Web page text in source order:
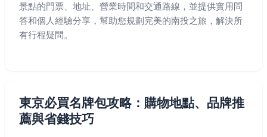
景點的門票、地址、營業時間和交通路線，並提供實用問
答和個人經驗分享，幫助您規劃完美的南投之旅，解決所
有行程疑問。
東京必買名牌包攻略：購物地點、品牌推
薦與省錢技巧